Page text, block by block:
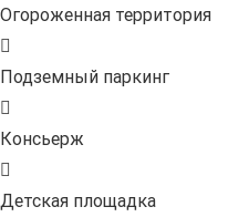
Огороженная территория
Подземный паркинг
Консьерж
Детская площадка